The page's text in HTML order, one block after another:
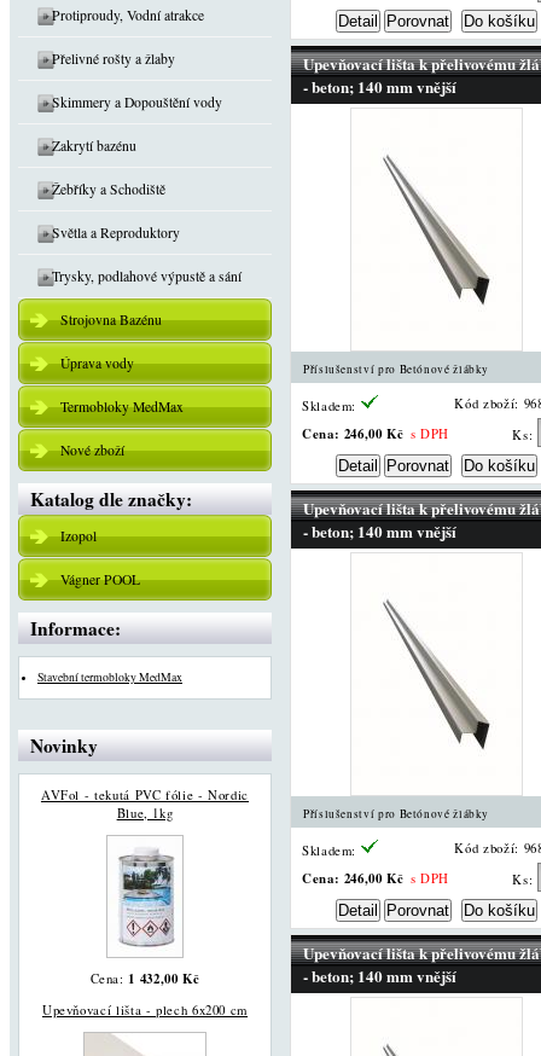
Protiproudy, Vodní atrakce
Přelivné rošty a žlaby
Skimmery a Dopouštění vody
Zakrytí bazénu
Žebříky a Schodiště
Světla a Reproduktory
Trysky, podlahové výpustě a sání
Strojovna Bazénu
Úprava vody
Termobloky MedMax
Nové zboží
Katalog dle značky:
Izopol
Vágner POOL
Informace:
Stavební termobloky MedMax
Novinky
AVFol - tekutá PVC fólie - Nordic
Blue, 1kg
Cena: 1 432,00 Kč
Upevňovací lišta - plech 6x200 cm
Upevňovací lišta k přelivovému
- beton; 140 mm vnější
Příslušenství pro Betónové žlábky
Skladem: Kód zboží:
Cena: 246,00 Kč s DPH Ks:
Upevňovací lišta k přelivovému
- beton; 140 mm vnější
Příslušenství pro Betónové žlábky
Skladem: Kód zboží:
Cena: 246,00 Kč s DPH Ks:
Upevňovací lišta k přelivovému
- beton; 140 mm vnější